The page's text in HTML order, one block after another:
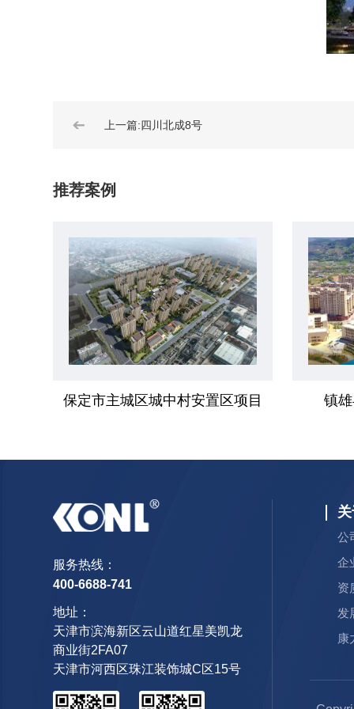
➔ 上一篇:四川北成8号
推荐案例
保定市主城区城中村安置区项目 镇
服务热线：
400-6688-741
地址：
天津市滨海新区云山道红星美凯龙
商业街2FA07
天津市河西区珠江装饰城C区15号
公
企
资
发
康